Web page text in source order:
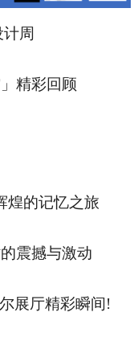
计周
精彩回顾
煌的记忆之旅
震撼与激动
展厅精彩瞬间!